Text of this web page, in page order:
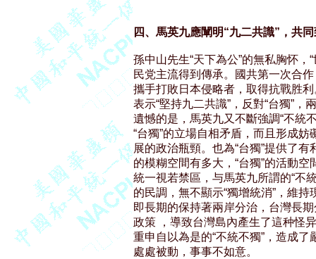
四、馬英九應闡明“九二共識”，共
孫中山先生“天下為公”的無私胸怀，
民党主流得到傳承。國共第一次合
攜手打敗日本侵略者，取得抗戰胜
表示“堅持九二共識”，反對“台獨”
遺憾的是，馬英九又不斷強調“不統
“台獨”的立場自相矛盾，而且形成
展的政治瓶頸。也為“台獨”提供了
的模糊空間有多大，“台獨”的活動
統一視若禁區，与馬英九所謂的“不
的民調，無不顯示“獨增統消”，維
即長期的保持著兩岸分治，台灣長
政策 ，導致台灣島內產生了這种怪
重申自以為是的“不統不獨”，造成
處處被動，事事不如意。